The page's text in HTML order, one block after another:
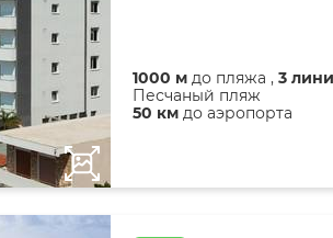
1000 м до пляжа , 3
Песчаный пляж
50 км до аэропорта